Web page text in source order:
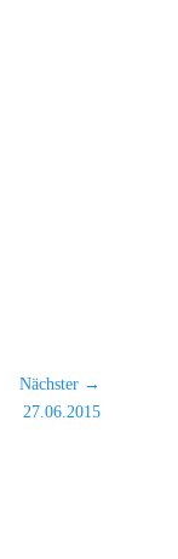
Nächster →
27.06.2015